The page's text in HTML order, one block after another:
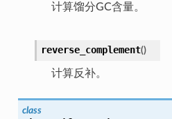
计算馏分GC含量。
reverse_complement()
计算反补。
class